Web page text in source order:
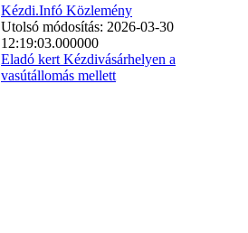
Kézdi.Infó Közlemény
Utolsó módosítás: 2026-03-30
12:19:03.000000
Eladó kert Kézdivásárhelyen a
vasútállomás mellett